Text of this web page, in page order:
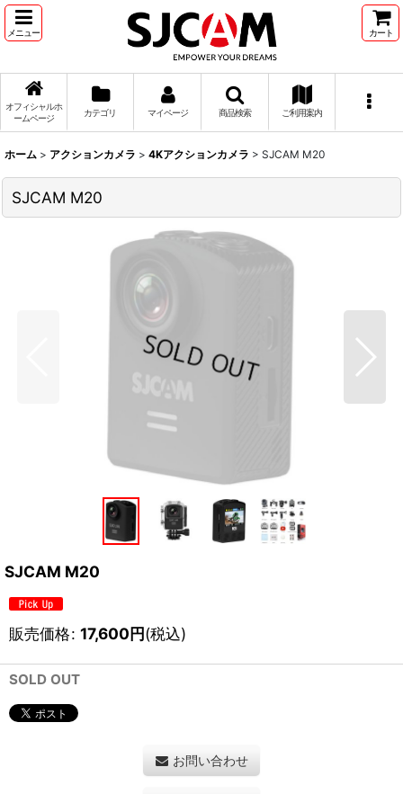
メニュー カート
オフィシャルホ
ームページ
カテゴリ マイページ 商品検索 ご利用案内
ホーム > アクションカメラ > 4Kアクションカメラ > SJCAM M20
SJCAM M20
SJCAM M20
販売価格: 17,600円(税込)
SOLD OUT
お問い合わせ